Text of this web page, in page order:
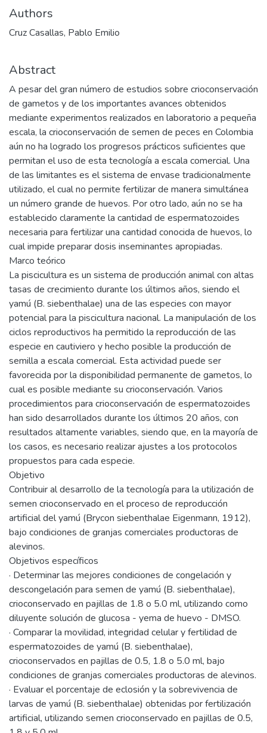
Authors
Cruz Casallas, Pablo Emilio
Abstract
A pesar del gran número de estudios sobre crioconservación
de gametos y de los importantes avances obtenidos
mediante experimentos realizados en laboratorio a pequeña
escala, la crioconservación de semen de peces en Colombia
aún no ha logrado los progresos prácticos suficientes que
permitan el uso de esta tecnología a escala comercial. Una
de las limitantes es el sistema de envase tradicionalmente
utilizado, el cual no permite fertilizar de manera simultánea
un número grande de huevos. Por otro lado, aún no se ha
establecido claramente la cantidad de espermatozoides
necesaria para fertilizar una cantidad conocida de huevos, lo
cual impide preparar dosis inseminantes apropiadas.
Marco teórico
La piscicultura es un sistema de producción animal con altas
tasas de crecimiento durante los últimos años, siendo el
yamú (B. siebenthalae) una de las especies con mayor
potencial para la piscicultura nacional. La manipulación de los
ciclos reproductivos ha permitido la reproducción de las
especie en cautiviero y hecho posible la producción de
semilla a escala comercial. Esta actividad puede ser
favorecida por la disponibilidad permanente de gametos, lo
cual es posible mediante su crioconservación. Varios
procedimientos para crioconservación de espermatozoides
han sido desarrollados durante los últimos 20 años, con
resultados altamente variables, siendo que, en la mayoría de
los casos, es necesario realizar ajustes a los protocolos
propuestos para cada especie.
Objetivo
Contribuir al desarrollo de la tecnología para la utilización de
semen crioconservado en el proceso de reproducción
artificial del yamú (Brycon siebenthalae Eigenmann, 1912),
bajo condiciones de granjas comerciales productoras de
alevinos.
Objetivos específicos
· Determinar las mejores condiciones de congelación y
descongelación para semen de yamú (B. siebenthalae),
crioconservado en pajillas de 1.8 o 5.0 ml, utilizando como
diluyente solución de glucosa - yema de huevo - DMSO.
· Comparar la movilidad, integridad celular y fertilidad de
espermatozoides de yamú (B. siebenthalae),
crioconservados en pajillas de 0.5, 1.8 o 5.0 ml, bajo
condiciones de granjas comerciales productoras de alevinos.
· Evaluar el porcentaje de eclosión y la sobrevivencia de
larvas de yamú (B. siebenthalae) obtenidas por fertilización
artificial, utilizando semen crioconservado en pajillas de 0.5,